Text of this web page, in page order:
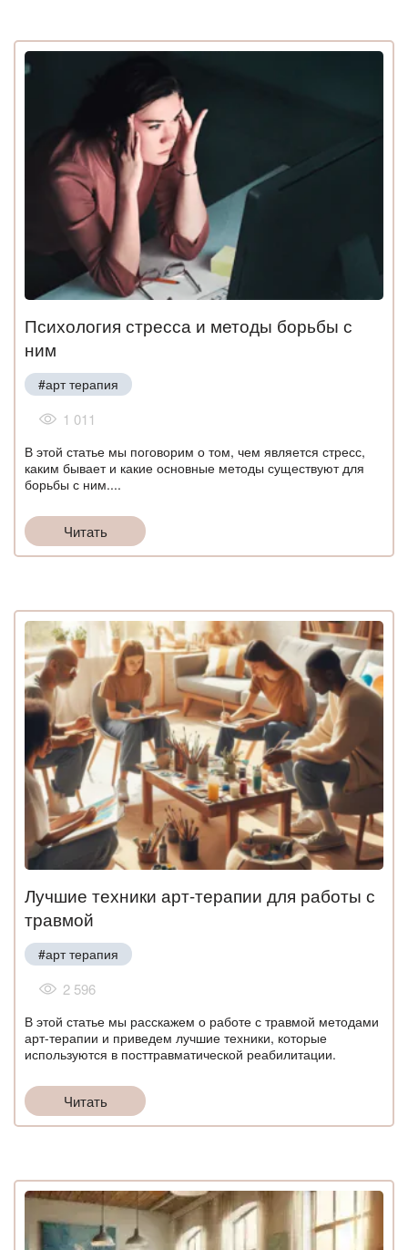
Психология стресса и методы борьбы с
ним
#арт терапия
1 011
В этой статье мы поговорим о том, чем является стресс,
каким бывает и какие основные методы существуют для
борьбы с ним....
Читать
Лучшие техники арт-терапии для работы с
травмой
#арт терапия
2 596
В этой статье мы расскажем о работе с травмой методами
арт-терапии и приведем лучшие техники, которые
используются в посттравматической реабилитации.
Читать